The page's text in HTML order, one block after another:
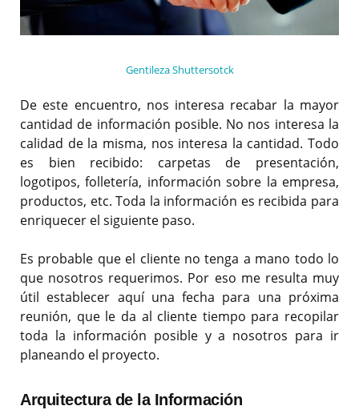
Gentileza Shuttersotck
De este encuentro, nos interesa recabar la mayor
cantidad de información posible. No nos interesa la
calidad de la misma, nos interesa la cantidad. Todo
es bien recibido: carpetas de presentación,
logotipos, folletería, información sobre la empresa,
productos, etc. Toda la información es recibida para
enriquecer el siguiente paso.
Es probable que el cliente no tenga a mano todo lo
que nosotros requerimos. Por eso me resulta muy
útil establecer aquí una fecha para una próxima
reunión, que le da al cliente tiempo para recopilar
toda la información posible y a nosotros para ir
planeando el proyecto.
Arquitectura de la Información